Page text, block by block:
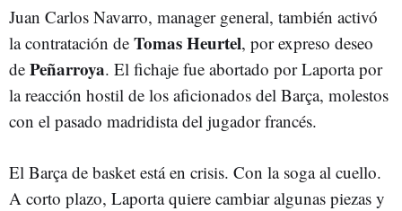
Juan Carlos Navarro, manager general, también activó
la contratación de Tomas Heurtel, por expreso deseo
de Peñarroya. El fichaje fue abortado por Laporta por
la reacción hostil de los aficionados del Barça, molestos
con el pasado madridista del jugador francés.
El Barça de basket está en crisis. Con la soga al cuello.
A corto plazo, Laporta quiere cambiar algunas piezas y